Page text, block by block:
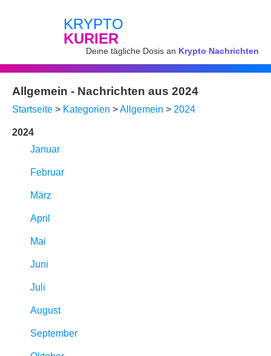
KRYPTO
KURIER
Deine tägliche Dosis an Krypto Nachrichten
Allgemein - Nachrichten aus 2024
Startseite > Kategorien >Allgemein > 2024
2024
Januar
Februar
März
April
Mai
Juni
Juli
August
September